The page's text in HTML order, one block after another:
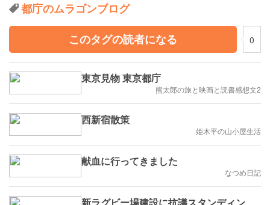
都庁のムラゴンブログ
このタグの読者になる
0
東京見物 東京都庁
熊太郎の旅と映画と読書感想文2
西新宿散策
姫木平の山小屋生活
献血に行ってきました
なつめ日記